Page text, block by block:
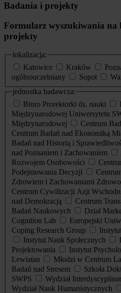
Badania i projekty
Formularz wyszukiwania na
projekty
lokalizacja:
Katowice
Kraków
ogólnouczelniany
Sopot
jednostka badawcza:
Biuro Prorektorki ds. nauki
Międzynarodowej Uniwersytetu
Międzynarodowej
Centrum
Centrum Badań nad Ekonomiką
Badań nad Historią i
nad Poznaniem i Zachowaniem
Rozwojem Osobowości
Podejmowania Decyzji
Zdrowiem i Zachowaniami
Centrum Cywilizacji Azji
nad Demokracją
Centrum
Badań Naukowych
Dział
Cognition Lab
Europejski
Coping Research Group
Instytut Nauk Społecznych
Projektowania
Instytut
Lewiatan
Młodzi w Centrum
Badań nad Stresem
Szkoła
SWPS
Wydział
Wydział Nauk Humanistycznych